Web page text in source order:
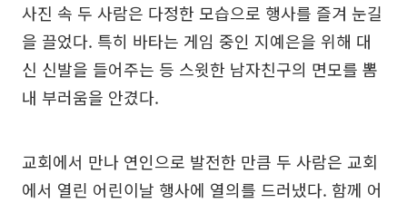
사진 속 두 사람은 다정한 모습으로 행사를 즐겨 눈길
을 끌었다. 특히 바타는 게임 중인 지예은을 위해 대
신 신발을 들어주는 등 스윗한 남자친구의 면모를 뽐
내 부러움을 안겼다.
교회에서 만나 연인으로 발전한 만큼 두 사람은 교회
에서 열린 어린이날 행사에 열의를 드러냈다. 함께 어